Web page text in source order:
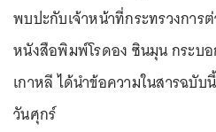
พบปะกับเจ้าหน้าที่กระทรวงการ
หนังสือพิมพ์โรดอง ซินมุน กระบอ
เกาหลี ได้นำข้อความในสารฉบั
วันศุกร์